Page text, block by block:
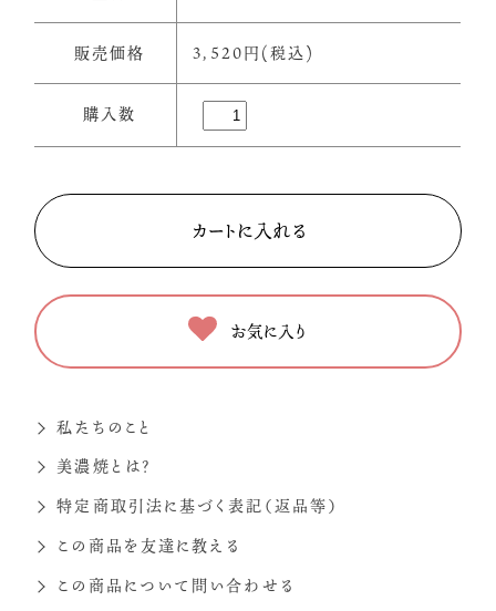
販売価格 3,520円(税込)
購入数
お気に入り
私たちのこと
美濃焼とは？
特定商取引法に基づく表記（返品等）
この商品を友達に教える
この商品について問い合わせる